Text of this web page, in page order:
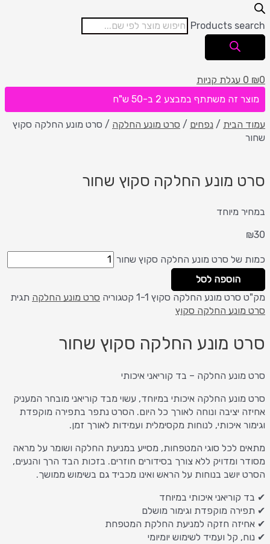
Products search
₪0
0 עגלת קניות
מוצר זה משתתף במבצע 2 ב-50 ש"ח
עמוד הבית / נפחים / סרט מונע החלקה / סרט מונע החלקה סקוץ
שחור
סרט מונע החלקה סקוץ שחור
במחיר מיוחד
₪30
כמות של סרט מונע החלקה סקוץ שחור
הוספה לסל
מק"ט סרט מונע החלקה סקוץ 1-1 קטגוריה סרט מונע החלקה תגית
סרט מונע החלקה סקוץ
סרט מונע החלקה סקוץ שחור
סרט מונע החלקה – בד קוריאני איכותי
סרט מונע החלקה איכותי במיוחד, עשוי מבד קוריאני מובחר המעניק
אחיזה יציבה ונוחה לאורך כל היום. הסרט נתפר בתפירה מוקפדת
וגימור איכותי, לנוחות מקסימלית ועמידות לאורך זמן.
מתאים לכל סוגי המטפחות, מסייע במניעת החלקה ושומר על מראה
מסודר ומדויק ללא צורך בסידורים חוזרים. בזכות הבד הרך והנעים,
הסרט יושב בנוחות על הראש ואינו מכביד גם בשימוש ממושך.
✔ בד קוריאני איכותי במיוחד
✔ תפירה מוקפדת וגימור מושלם
✔ אחיזה חזקה למניעת החלקת המטפחת
✔ נוח, קל ועמיד לשימוש יומיומי